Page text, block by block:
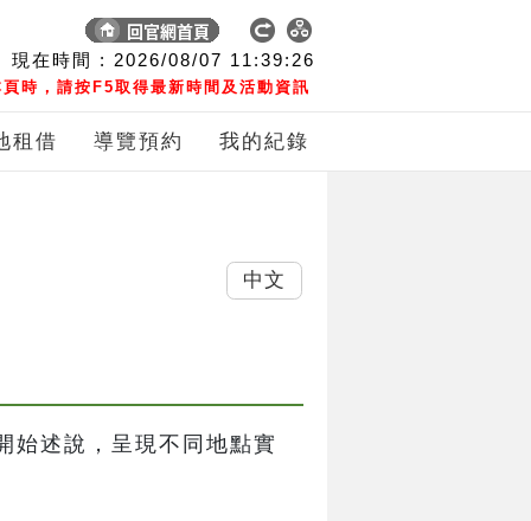
現在時間 : 2026/08/07 11:39:27
時，請按F5取得最新時間及活動資訊
租借 導覽預約 我的紀錄
始述說，呈現不同地點實